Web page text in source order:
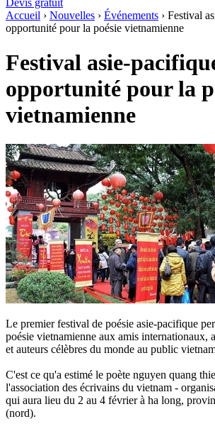
Devis gratuit
Accueil › Nouvelles › Événements › Festival
opportunité pour la poésie vietnamienne
Festival asie-
opportunité pour la
vietnamienne
Le premier festival de poésie asie-pacifique
poésie vietnamienne aux amis internationaux,
et auteurs célèbres du monde au public
C'est ce qu'a estimé le poète nguyen quang
l'association des écrivains du vietnam -
qui aura lieu du 2 au 4 février à ha long,
(nord).